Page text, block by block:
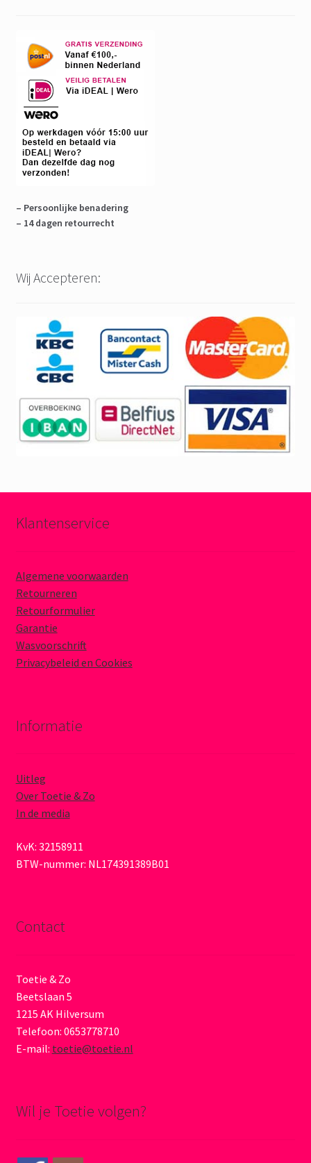
– Persoonlijke benadering
– 14 dagen retourrecht
Wij Accepteren:
Klantenservice
Algemene voorwaarden
Retourneren
Retourformulier
Garantie
Wasvoorschrift
Privacybeleid en Cookies
Informatie
Uitleg
Over Toetie & Zo
In de media
KvK: 32158911
BTW-nummer: NL174391389B01
Contact
Toetie & Zo
Beetslaan 5
1215 AK Hilversum
Telefoon: 0653778710
E-mail: toetie@toetie.nl
Wil je Toetie volgen?